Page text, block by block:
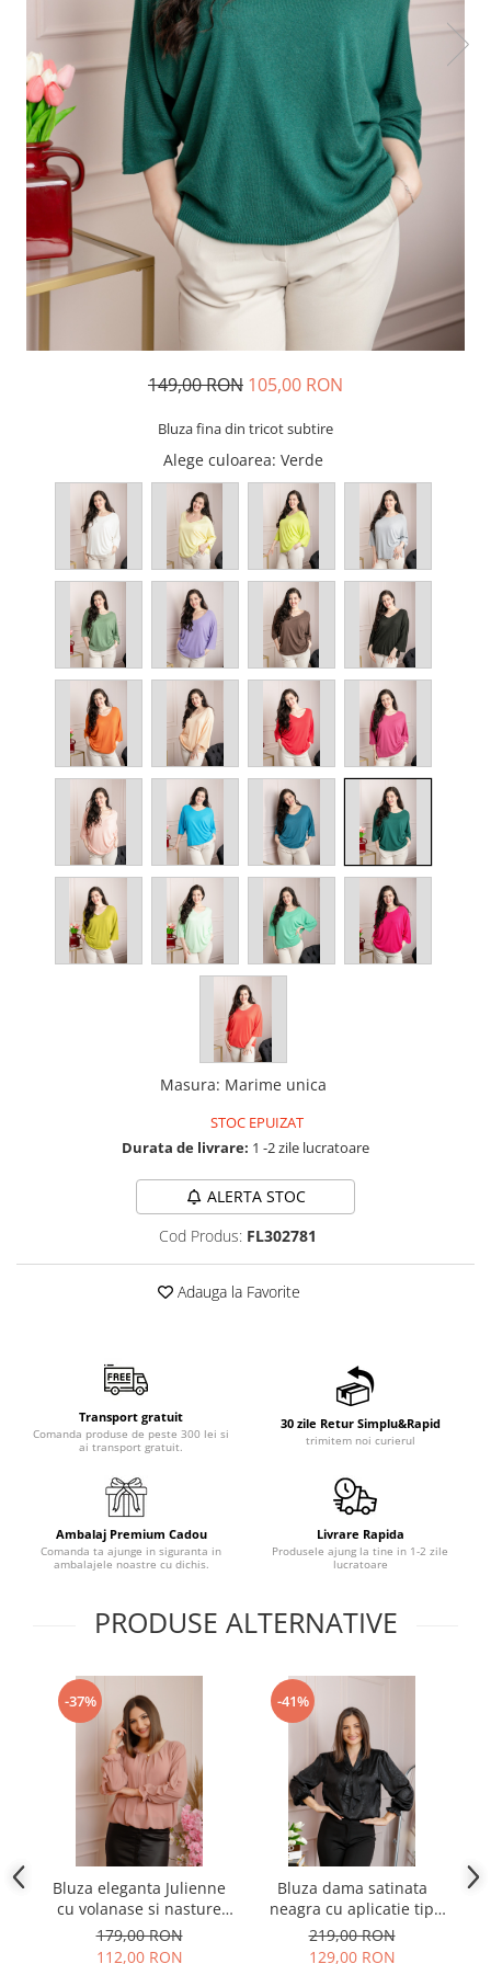
149,00 RON 105,00 RON
Bluza fina din tricot subtire
Alege culoarea: Verde
Masura: Marime unica
STOC EPUIZAT
Durata de livrare: 1 -2 zile lucratoare
ALERTA STOC
Cod Produs: FL302781
Adauga la Favorite
Transport gratuit
Comanda produse de peste 300 lei si
ai transport gratuit.
30 zile Retur Simplu&Rapid
trimitem noi curierul
Ambalaj Premium Cadou
Comanda ta ajunge in siguranta in
ambalajele noastre cu dichis.
Livrare Rapida
Produsele ajung la tine in 1-2 zile
lucratoare
PRODUSE ALTERNATIVE
-37%
Bluza eleganta Julienne
cu volanase si nasture
stilizat - Roz pudrat
179,00 RON
112,00 RON
-41%
Bluza dama satinata
neagra cu aplicatie tip
cravata Yvonne
219,00 RON
129,00 RON